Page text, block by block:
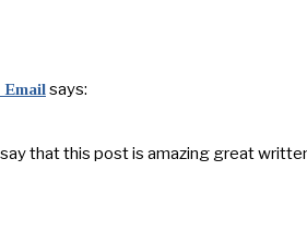
Emailsays:
that this post is amazing great